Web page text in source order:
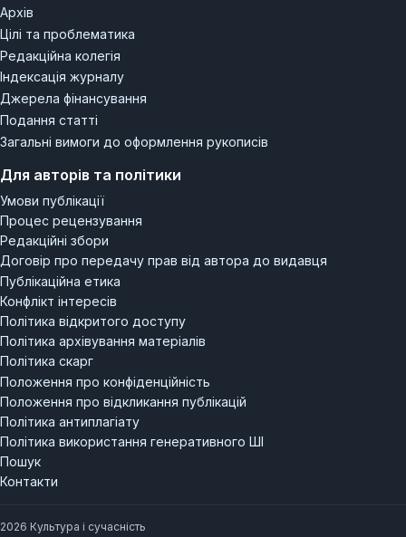
Архів
Цілі та проблематика
Редакційна колегія
Індексація журналу
Джерела фінансування
Подання статті
Загальні вимоги до оформлення рукописів
Для авторів та політики
Умови публікації
Процес рецензування
Редакційні збори
Договір про передачу прав від автора до видавця
Публікаційна етика
Конфлікт інтересів
Політика відкритого доступу
Політика архівування матеріалів
Політика скарг
Положення про конфіденційність
Положення про відкликання публікацій
Політика антиплагіату
Політика використання генеративного ШІ
Пошук
Контакти
2026 Культура і сучасність